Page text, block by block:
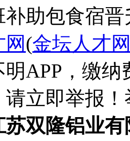
补助包食宿晋
(金坛人才
APP，缴
请立即举报
苏双隆铝业